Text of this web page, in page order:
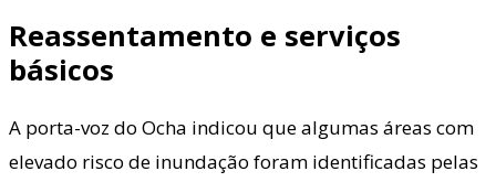
Reassentamento e serviços
básicos
A porta-voz do Ocha indicou que algumas áreas com
elevado risco de inundação foram identificadas pelas